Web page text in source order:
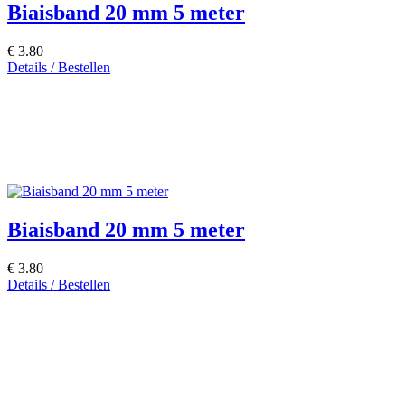
Biaisband 20 mm 5 meter
€ 3.80
Details / Bestellen
Biaisband 20 mm 5 meter
€ 3.80
Details / Bestellen